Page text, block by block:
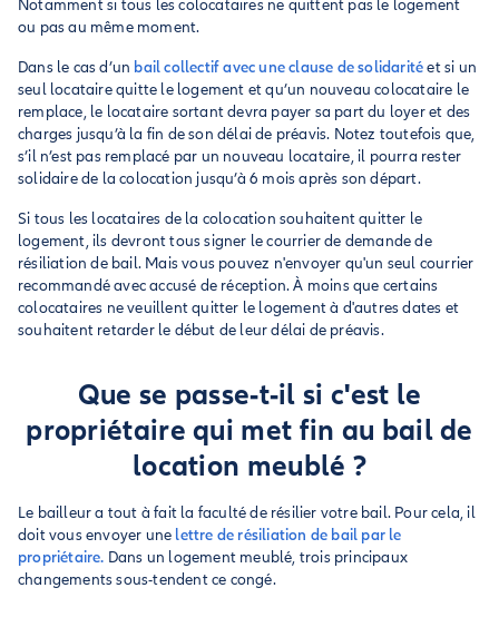
Notamment si tous les colocataires ne quittent pas le logement
ou pas au même moment.
Dans le cas d’un bail collectif avec une clause de solidaritéet si un
seul locataire quitte le logement et qu’un nouveau colocataire le
remplace, le locataire sortant devra payer sa part du loyer et des
charges jusqu’à la fin de son délai de préavis. Notez toutefois que,
s’il n’est pas remplacé par un nouveau locataire, il pourra rester
solidaire de la colocation jusqu’à 6 mois après son départ.
Si tous les locataires de la colocation souhaitent quitter le
logement, ils devront tous signer le courrier de demande de
résiliation de bail. Mais vous pouvez n'envoyer qu'un seul courrier
recommandé avec accusé de réception. À moins que certains
colocataires ne veuillent quitter le logement à d'autres dates et
souhaitent retarder le début de leur délai de préavis.
Que se passe-t-il si c'est le
propriétaire qui met fin au bail de
location meublé ?
Le bailleur a tout à fait la faculté de résilier votre bail. Pour cela, il
doit vous envoyer une lettre de résiliation de bail par le
propriétaire. Dans un logement meublé, trois principaux
changements sous-tendent ce congé.